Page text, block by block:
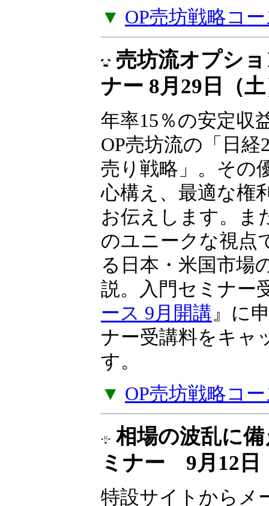
▼ OP売坊戦略コ
売坊流オプシ
ナー 8月29日（
年率15％の安定収
OP売坊流の「日経
売り戦略」。その
心構え、最適な権
お伝えします。ま
のユニークな視点
る日本・米国市場
説。入門セミナー
ース 9月開講』に
ナー受講料をキャ
す。
▼ OP売坊戦略コ
相場の波乱に
ミナー 9月12日
特設サイトからメ